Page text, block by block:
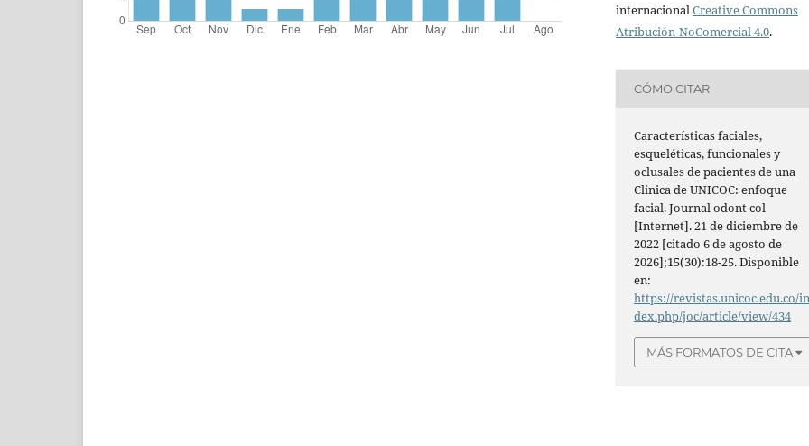
internacional Creative Commons
Atribución-NoComercial 4.0.
CÓMO CITAR
Características faciales,
esqueléticas, funcionales y
oclusales de pacientes de una
Clinica de UNICOC: enfoque
facial. Journal odont col
[Internet]. 21 de diciembre de
2022 [citado 6 de agosto de
2026];15(30):18-25. Disponible
en:
https://revistas.unicoc.edu.co/
dex.php/joc/article/view/434
MÁS FORMATOS DE CITA